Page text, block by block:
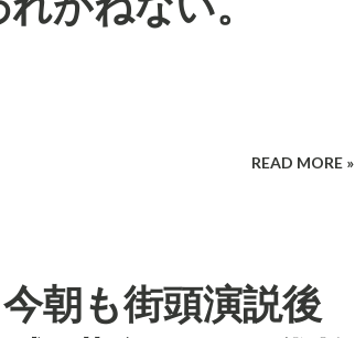
READ MORE »
朝も街頭演説後